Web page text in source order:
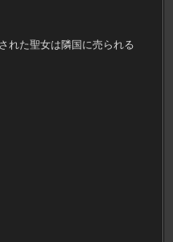
れた聖女は隣国に売られる